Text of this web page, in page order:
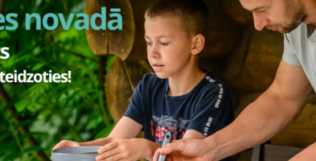
atpūtai dabas tuvumā, kur pieejama pirts, āra kubls
veikaliņā “Dzilnu darinājumi”.
“Didille” demonstrē mūsdienīgu pieeju atpūtai
un mierpilna vide, kas īpaši piesaista tos, kuri meklē
māja“Ūdensrozes”dalībniekus uzņēma gleznainā Kreiļu
gan svinību rīkošanai. Viesiem pieejamas
izbaudīt dabu un klusumu.